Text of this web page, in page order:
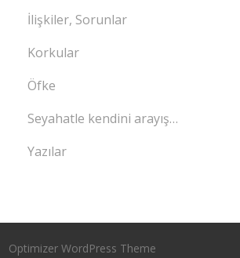
İlişkiler, Sorunlar
Korkular
Öfke
Seyahatle kendini arayış…
Yazılar
Optimizer WordPress Theme